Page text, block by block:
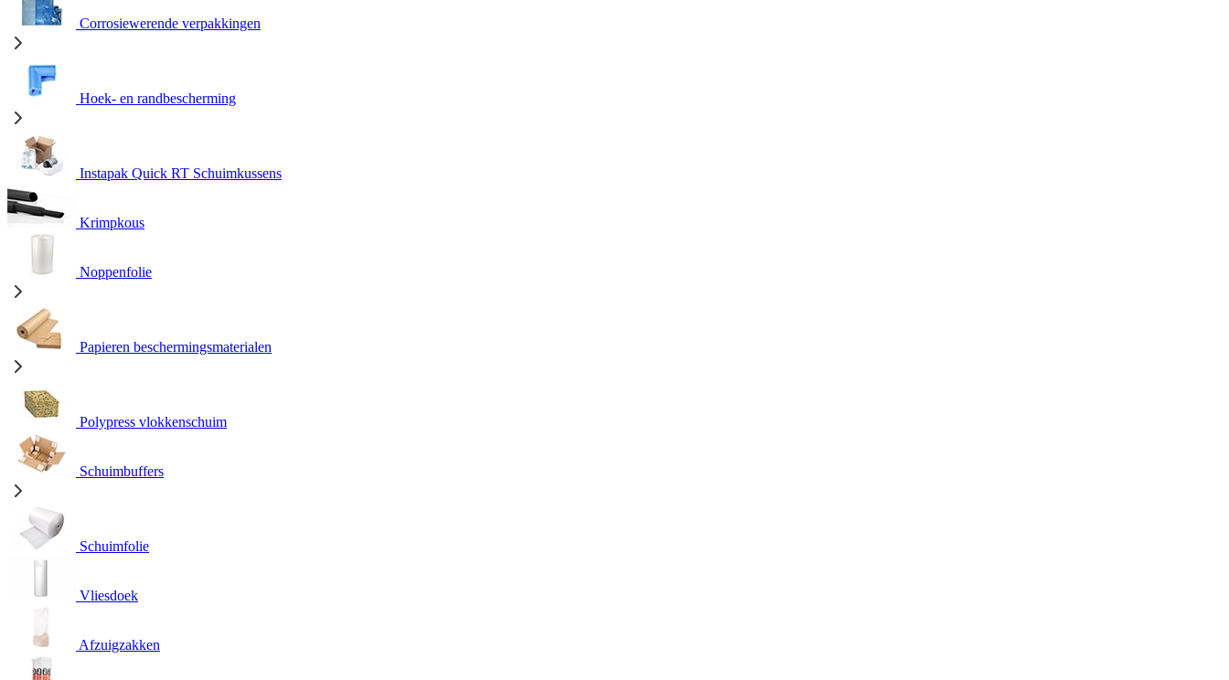
Corrosiewerende verpakkingen
Hoek- en randbescherming
Instapak Quick RT Schuimkussens
Krimpkous
Noppenfolie
Papieren beschermingsmaterialen
Polypress vlokkenschuim
Schuimbuffers
Schuimfolie
Vliesdoek
Afzuigzakken